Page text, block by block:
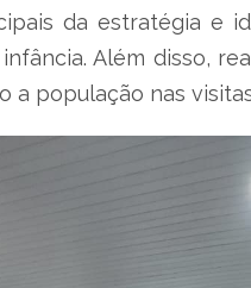
da estratégia e
Além disso,
população nas